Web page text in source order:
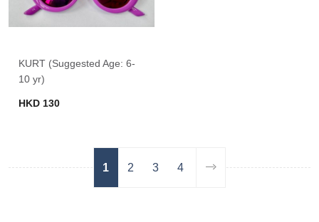
KURT (Suggested Age: 6-
10 yr)
HKD 130
1 2 3 4